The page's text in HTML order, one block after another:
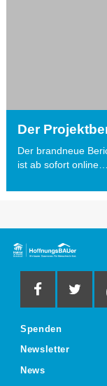
Der
Der brandneue
ist ab sofort online…
Spenden
Newsletter
News